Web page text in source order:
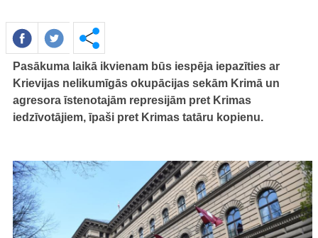
Pasākuma laikā ikvienam būs iespēja iepazīties ar
Krievijas nelikumīgās okupācijas sekām Krimā un
agresora īstenotajām represijām pret Krimas
iedzīvotājiem, īpaši pret Krimas tatāru kopienu.